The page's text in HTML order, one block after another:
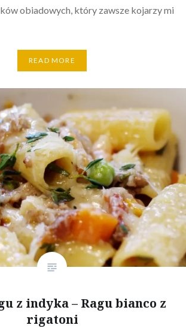
obiadowych, który zawsze kojarzy mi
READ MORE
z indyka – Ragu bianco z
rigatoni